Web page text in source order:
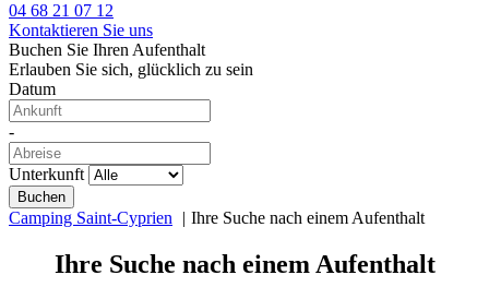
04 68 21 07 12
Kontaktieren Sie uns
Buchen Sie Ihren Aufenthalt
Erlauben Sie sich, glücklich zu sein
Datum
-
Unterkunft
Camping Saint-Cyprien Ihre Suche nach einem Aufenthalt
Ihre Suche nach einem Aufenthalt